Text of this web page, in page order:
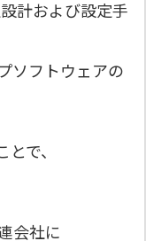
計および設定手
ソフトウェアの
で、
会社に